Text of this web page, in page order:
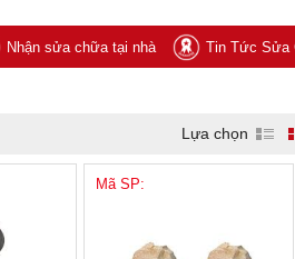
Nhận sửa chữa tại nhà Tin Tức Sửa
Lựa chọn
Mã SP: